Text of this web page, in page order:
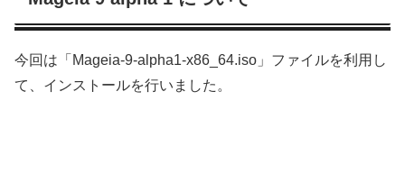
今回は「Mageia-9-alpha1-x86_64.iso」ファイルを利用し
て、インストールを行いました。